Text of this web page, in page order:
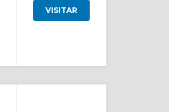
VISITAR